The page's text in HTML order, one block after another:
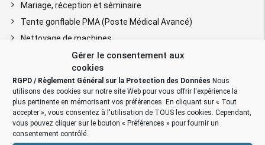
Gérer le consentement aux
cookies
RGPD / Règlement Général sur la Protection des Données Nous
utilisons des cookies sur notre site Web pour vous offrir l'expérience la
plus pertinente en mémorisant vos préférences. En cliquant sur « Tout
accepter », vous consentez à l'utilisation de TOUS les cookies. Cependant,
vous pouvez cliquer sur le bouton « Préférences » pour fournir un
consentement contrôlé.
Mariage, réception et séminaire
Tente gonflable PMA (Poste Médical Avancé)
Nettoyage de machines
Chantier BTP, rénovation & construction
Chantier aéronautique
Chantier ferroviaire
Chantier tunnel, mine et métro
Cabine de peinture gonflable
Fouille archéologique & médecine légale